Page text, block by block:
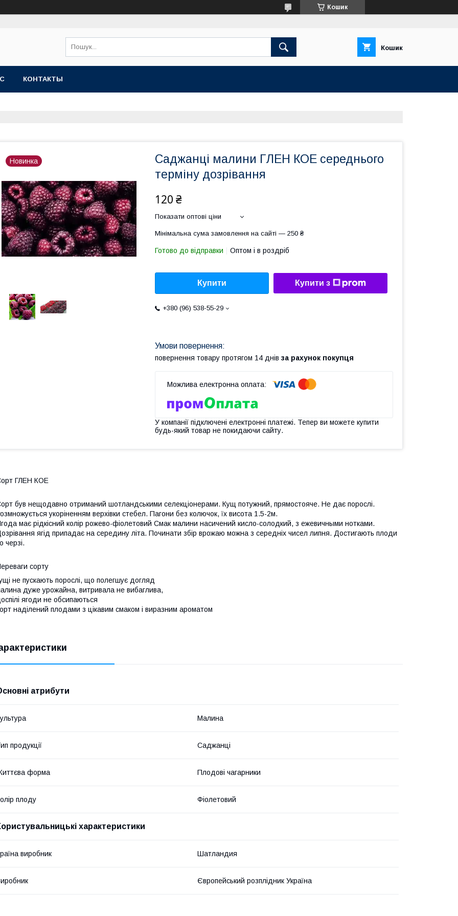
Кошик
Кошик
КОНТАКТЫ
Новинка
Саджанці малини ГЛЕН КОЕ середнього
терміну дозрівання
120 ₴
Показати оптові ціни
Мінімальна сума замовлення на сайті — 250 ₴
Готово до відправки Оптом і в роздріб
Купити Купити з
+380 (96) 538-55-29
повернення товару протягом 14 днів за рахунок покупця
У компанії підключені електронні платежі. Тепер ви можете купити
будь-який товар не покидаючи сайту.
ГЛЕН КОЕ
був нещодавно отриманий шотландськими селекціонерами. Кущ потужний, прямостояче. Не дає порослі.
укоріненням верхівки стебел. Пагони без колючок, їх висота 1.5-2м.
має рідкісний колір рожево-фіолетовий Смак малини насичений кисло-солодкий, з ежевичными нотками.
ягід припадає на середину літа. Починати збір врожаю можна з середніх чисел липня. Достигають плоди
черзі.
сорту
не пускають порослі, що полегшує догляд
дуже урожайна, витривала не вибаглива,
ягоди не обсипаються
наділений плодами з цікавим смаком і виразним ароматом
атрибути
Малина
продукції Саджанці
форма Плодові чагарники
плоду Фіолетовий
характеристики
виробник Шатландия
Європейський розплідник Україна